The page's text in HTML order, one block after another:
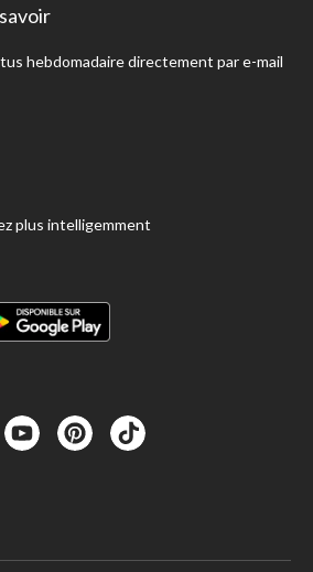
hebdomadaire directement par e-mail
plus intelligemment